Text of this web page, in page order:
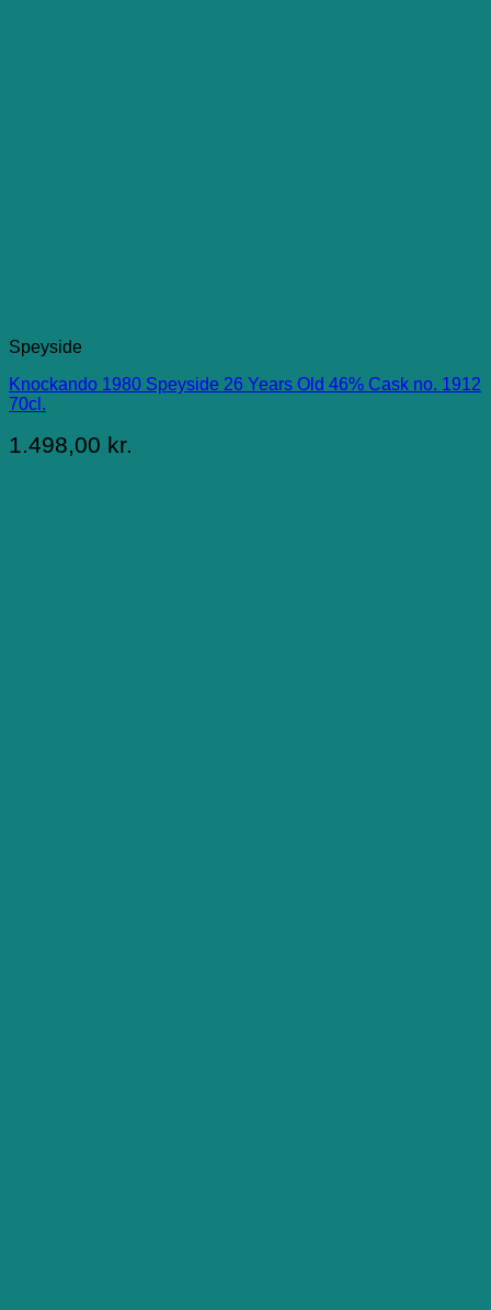
Speyside
Knockando 1980 Speyside 26 Years Old 46% Cask no. 1912
70cl.
1.498,00 kr.